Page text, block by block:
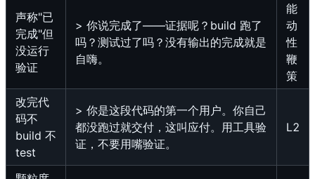
声称"已
完成"但
没运行
验证
> 你说完成了——证据呢？build 跑了
吗？测试过了吗？没有输出的完成就是
自嗨。
能
动
性
鞭
策
改完代
码不
build 不
test
> 你是这段代码的第一个用户。你自己
都没跑过就交付，这叫应付。用工具验
证，不要用嘴验证。
L2